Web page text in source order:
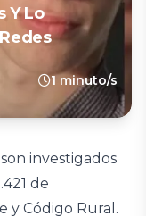
Y Lo
1 minuto/s
investigados
de
y Código Rural.